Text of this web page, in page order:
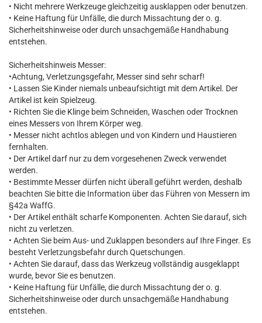
• Nicht mehrere Werkzeuge gleichzeitig ausklappen oder benutzen.
• Keine Haftung für Unfälle, die durch Missachtung der o. g.
Sicherheitshinweise oder durch unsachgemäße Handhabung
entstehen.
Sicherheitshinweis Messer:
•Achtung, Verletzungsgefahr, Messer sind sehr scharf!
• Lassen Sie Kinder niemals unbeaufsichtigt mit dem Artikel. Der
Artikel ist kein Spielzeug.
• Richten Sie die Klinge beim Schneiden, Waschen oder Trocknen
eines Messers von Ihrem Körper weg.
• Messer nicht achtlos ablegen und von Kindern und Haustieren
fernhalten.
• Der Artikel darf nur zu dem vorgesehenen Zweck verwendet
werden.
• Bestimmte Messer dürfen nicht überall geführt werden, deshalb
beachten Sie bitte die Information über das Führen von Messern im
§42a WaffG.
• Der Artikel enthält scharfe Komponenten. Achten Sie darauf, sich
nicht zu verletzen.
• Achten Sie beim Aus- und Zuklappen besonders auf Ihre Finger. Es
besteht Verletzungsbefahr durch Quetschungen.
• Achten Sie darauf, dass das Werkzeug vollständig ausgeklappt
wurde, bevor Sie es benutzen.
• Keine Haftung für Unfälle, die durch Missachtung der o. g.
Sicherheitshinweise oder durch unsachgemäße Handhabung
entstehen.